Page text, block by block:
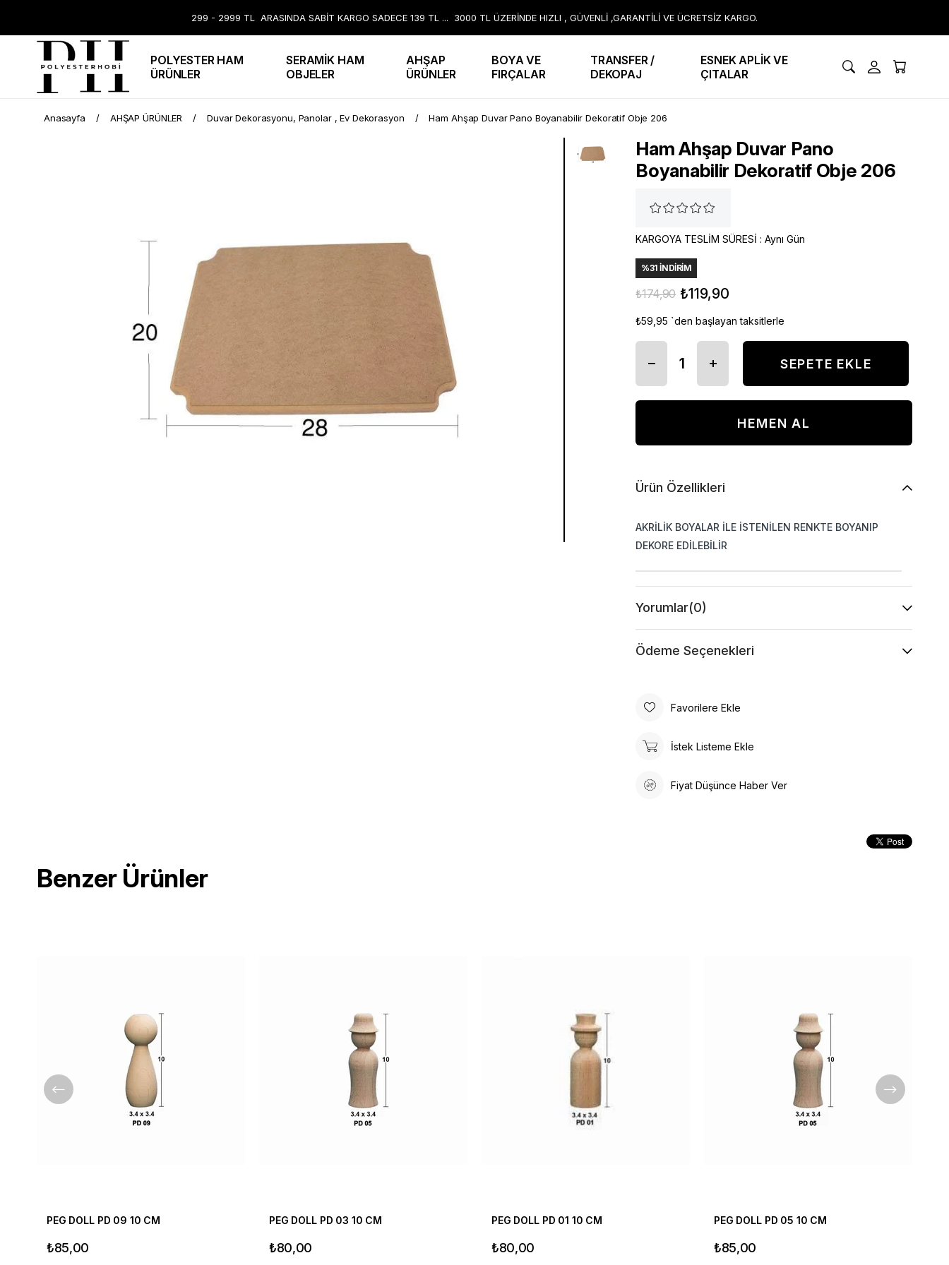
299 - 2999 TL ARASINDA SABİT KARGO SADECE 139 TL ... 3000 TL ÜZERİNDE HIZLI , GÜVENLİ ,GARANTİLİ VE ÜCRETSİZ KARGO.
POLYESTER HAM
ÜRÜNLER
SERAMİK HAM
OBJELER
AHŞAP
ÜRÜNLER
BOYA VE
FIRÇALAR
TRANSFER /
DEKOPAJ
ESNEK APLİK VE
ÇITALAR
Anasayfa AHŞAP ÜRÜNLER Duvar Dekorasyonu, Panolar , Ev Dekorasyon Ham Ahşap Duvar Pano Boyanabilir Dekoratif Obje 206
Ham Ahşap Duvar Pano
Boyanabilir Dekoratif Obje 206
KARGOYA TESLİM SÜRESİ : Aynı Gün
%31 İNDIRIM
₺174,90 ₺119,90
₺59,95 `den başlayan taksitlerle
Ürün Özellikleri
AKRİLİK BOYALAR İLE İSTENİLEN RENKTE BOYANIP
DEKORE EDİLEBİLİR
Yorumlar(0)
Ödeme Seçenekleri
Favorilere Ekle
İstek Listeme Ekle
Fiyat Düşünce Haber Ver
Benzer Ürünler
PEG DOLL PD 09 10 CM
₺85,00
PEG DOLL PD 03 10 CM
₺80,00
PEG DOLL PD 01 10 CM
₺80,00
PEG DOLL PD 05 10 CM
₺85,00